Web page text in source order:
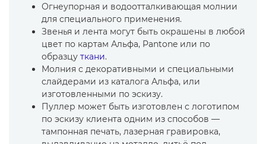
Огнеупорная и водоотталкивающая молнии
для специального применения.
Звенья и лента могут быть окрашены в любой
цвет по картам Альфа, Pantone или по
образцу ткани.
Молния с декоративными и специальными
слайдерами из каталога Альфа, или
изготовленными по эскизу.
Пуллер может быть изготовлен с логотипом
по эскизу клиента одним из способов —
тампонная печать, лазерная гравировка,